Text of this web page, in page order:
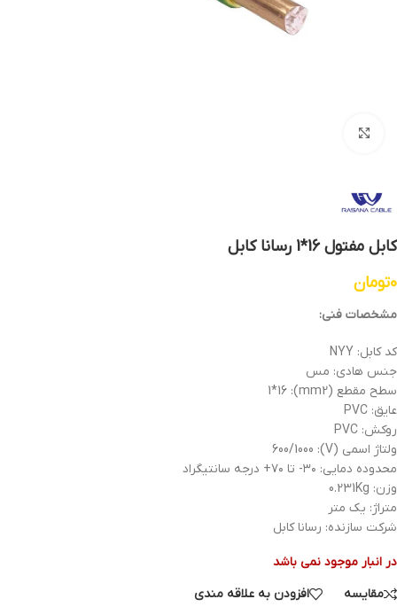
کابل مفتول 16*1 رسانا کابل
0تومان
مشخصات فنی:
کد کابل: NYY
جنس هادی: مس
سطح مقطع (mm2): 1*16
عایق: PVC
روکش: PVC
ولتاژ اسمی (V): 600/1000
محدوده دمایی: ۳۰- تا ۷۰+ درجه سانتیگراد
وزن: 0.231Kg
متراژ: یک متر
شرکت سازنده: رسانا کابل
در انبار موجود نمی باشد
مقایسه
افزودن به علاقه مندی